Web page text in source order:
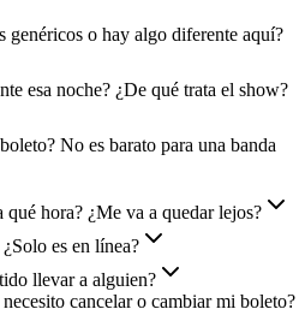
genéricos o hay algo diferente aquí?
esa noche? ¿De qué trata el show?
No es barato para una banda
qué hora? ¿Me va a quedar lejos?
es en línea?
llevar a alguien?
cancelar o cambiar mi boleto?